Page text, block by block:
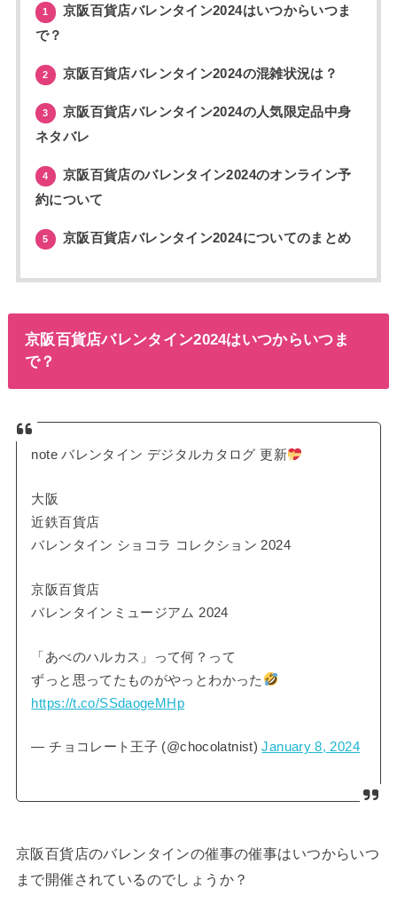
1
京阪百貨店バレンタイン2024はいつからいつま
で？
2 京阪百貨店バレンタイン2024の混雑状況は？
3
京阪百貨店バレンタイン2024の人気限定品中身
ネタバレ
4
京阪百貨店のバレンタイン2024のオンライン予
約について
5 京阪百貨店バレンタイン2024についてのまとめ
京阪百貨店バレンタイン2024はいつからいつま
で？
note バレンタイン デジタルカタログ 更新
大阪
近鉄百貨店
バレンタイン ショコラ コレクション 2024
京阪百貨店
バレンタインミュージアム 2024
「あべのハルカス」って何？って
ずっと思ってたものがやっとわかった
https://t.co/SSdaogeMHp
— チョコレート王子 (@chocolatnist)January 8, 2024
京阪百貨店のバレンタインの催事の催事はいつからいつ
まで開催されているのでしょうか？